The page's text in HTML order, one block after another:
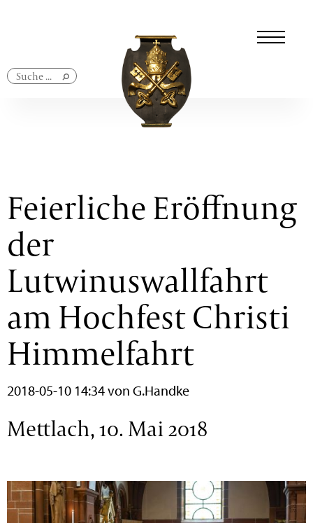
Feierliche Eröffnung
der
Lutwinuswallfahrt
am Hochfest Christi
Himmelfahrt
2018-05-10 14:34von G.Handke
Mettlach, 10. Mai 2018